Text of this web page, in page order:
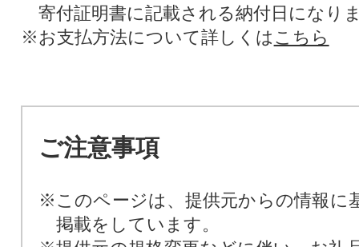
寄付証明書に記載される納付日になり
※お支払方法について詳しくは こちら
ご注意事項
※このページは、提供元からの情報に
掲載をしています。